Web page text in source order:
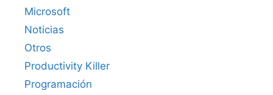
Microsoft
Noticias
Otros
Productivity Killer
Programación